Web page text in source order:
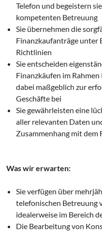
Telefon und begeistern
kompetenten Betreuung
Sie übernehmen die
Finanzkaufanträge unter
Richtlinien
Sie entscheiden
Finanzkäufen im
dabei maßgeblich zur
Geschäfte bei
Sie gewährleisten eine
aller relevanten Daten
Zusammenhang mit dem
Was wir erwarten:
Sie verfügen über
telefonischen Betreuung
idealerweise im Bereich
Die Bearbeitung von